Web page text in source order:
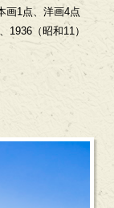
画1点、洋画4点
1936（昭和11）